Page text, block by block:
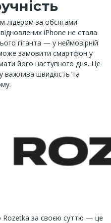
лідером за обсягами
відновлених iPhone не стала
гіганта — у неймовірній
замовити смартфон у
його наступного дня. Це
важлива швидкість та
за своєю суттю — це